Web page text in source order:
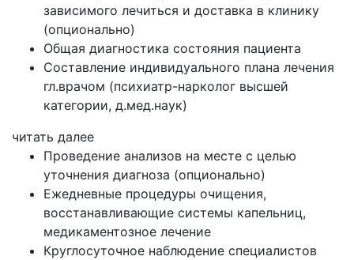
зависимого лечиться и доставка в клинику
(опционально)
Общая диагностика состояния пациента
Составление индивидуального плана лечения
гл.врачом (психиатр-нарколог высшей
категории, д.мед.наук)
читать далее
Проведение анализов на месте с целью
уточнения диагноза (опционально)
Ежедневные процедуры очищения,
восстанавливающие системы капельниц,
медикаментозное лечение
Круглосуточное наблюдение специалистов